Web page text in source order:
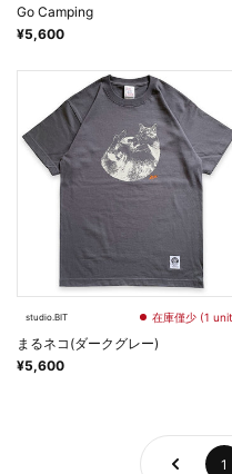
Go Camping
¥5,600
studio.BIT 在庫僅少 (1
まるネコ(ダークグレー)
¥5,600
1